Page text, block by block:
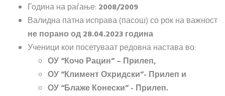
Година на раѓање: 2008/2009
Валидна патна исправа (пасош) со рок на важност
не порано од 28.04.2023 година
Ученици кои посетуваат редовна настава во:
ОУ “Кочо Рацин” – Прилеп,
ОУ “Климент Охридски”- Прилеп и
ОУ “Блаже Конески” - Прилеп.